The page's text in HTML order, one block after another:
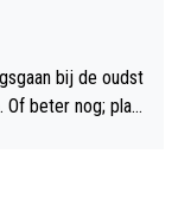
bij de oudst